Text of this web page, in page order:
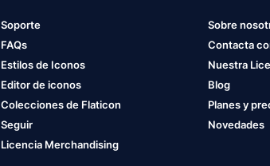
Soporte
FAQs
Estilos de Iconos
Editor de iconos
Colecciones de Flaticon
Seguir
Licencia Merchandising
Sobre
Contacta
Nuestra
Blog
Planes y
Novedades